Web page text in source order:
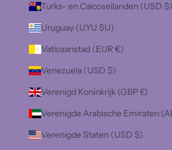
Turks- en Caicoseilanden (USD $)
Uruguay (UYU $U)
Vaticaanstad (EUR €)
Venezuela (USD $)
Verenigd Koninkrijk (GBP £)
Verenigde Staten (USD $)